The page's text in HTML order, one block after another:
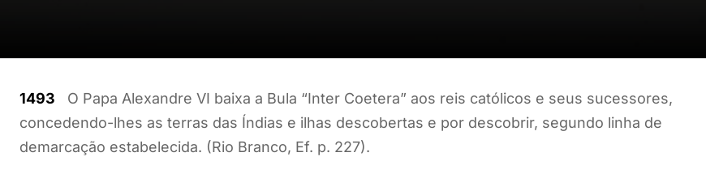
1493 O Papa Alexandre VI baixa a Bula “Inter Coetera” aos reis católicos e seus sucessores,
concedendo-lhes as terras das Índias e ilhas descobertas e por descobrir, segundo linha de
demarcação estabelecida. (Rio Branco, Ef. p. 227).